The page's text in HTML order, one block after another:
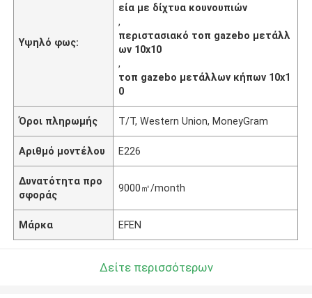
Υψηλό φως:
εία με δίχτυα κουνουπιών
,
περιστασιακό τοπ gazebo μετάλλ
ων 10x10
,
τοπ gazebo μετάλλων κήπων 10x1
0
Όροι πληρωμής T/T, Western Union, MoneyGram
Αριθμό μοντέλου E226
Δυνατότητα προ
σφοράς
9000㎡/month
Μάρκα EFEN
Δείτε περισσότερων